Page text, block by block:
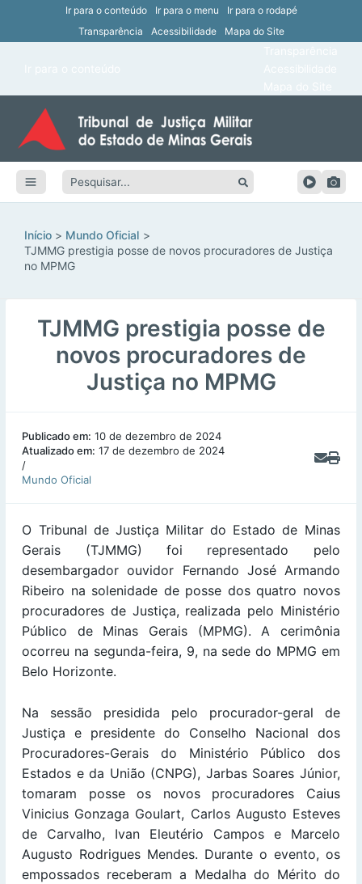
Ir para o conteúdo Ir para o menu
Ir para o rodapé
Transparência
Acessibilidade Mapa do Site
Pesquisar:
Início
Mundo Oficial
TJMMG prestigia posse de novos procuradores de Justiça
no MPMG
TJMMG prestigia posse de
novos procuradores de
Justiça no MPMG
Publicado em: 10 de dezembro de 2024
Atualizado em: 17 de dezembro de 2024
/
Mundo Oficial
O Tribunal de Justiça Militar do Estado de Minas
Gerais (TJMMG) foi representado pelo
desembargador ouvidor Fernando José Armando
Ribeiro na solenidade de posse dos quatro novos
procuradores de Justiça, realizada pelo Ministério
Público de Minas Gerais (MPMG). A cerimônia
ocorreu na segunda-feira, 9, na sede do MPMG em
Belo Horizonte.
Na sessão presidida pelo procurador-geral de
Justiça e presidente do Conselho Nacional dos
Procuradores-Gerais do Ministério Público dos
Estados e da União (CNPG), Jarbas Soares Júnior,
tomaram posse os novos procuradores Caius
Vinicius Gonzaga Goulart, Carlos Augusto Esteves
de Carvalho, Ivan Eleutério Campos e Marcelo
Augusto Rodrigues Mendes. Durante o evento, os
empossados receberam a Medalha do Mérito do